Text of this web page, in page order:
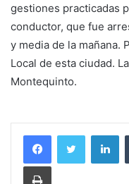
gestiones practicadas
conductor, que fue
y media de la mañana.
Local de esta ciudad.
Montequinto.
Imprimir